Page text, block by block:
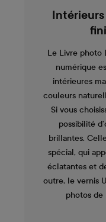
Le Livre photo
numérique
intérieures
couleurs
Si vous
possibilité
brillantes.
spécial, qui
éclatantes et
outre, le vernis
photos de